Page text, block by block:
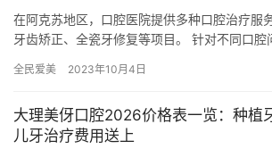
在阿克苏地区，口腔医院提供多种口腔治疗服
牙齿矫正、全瓷牙修复等项目。 针对不同口腔
服务…
全民爱美 2023年10月4日
大理美伢口腔2026价格表一览：种植
儿牙治疗费用送上